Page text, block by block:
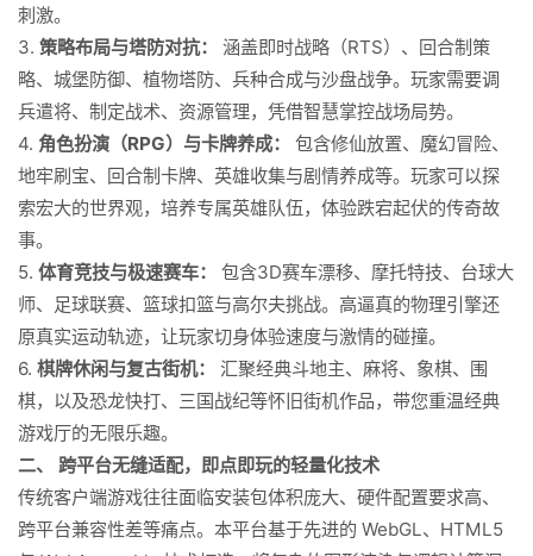
刺激。
3. 策略布局与塔防对抗：
涵盖即时战略（RTS）、回合制策
略、城堡防御、植物塔防、兵种合成与沙盘战争。玩家需要调
兵遣将、制定战术、资源管理，凭借智慧掌控战场局势。
4. 角色扮演（RPG）与卡牌养成：
包含修仙放置、魔幻冒险、
地牢刷宝、回合制卡牌、英雄收集与剧情养成等。玩家可以探
索宏大的世界观，培养专属英雄队伍，体验跌宕起伏的传奇故
事。
5. 体育竞技与极速赛车：
包含3D赛车漂移、摩托特技、台球大
师、足球联赛、篮球扣篮与高尔夫挑战。高逼真的物理引擎还
原真实运动轨迹，让玩家切身体验速度与激情的碰撞。
6. 棋牌休闲与复古街机：
汇聚经典斗地主、麻将、象棋、围
棋，以及恐龙快打、三国战纪等怀旧街机作品，带您重温经典
游戏厅的无限乐趣。
二、 跨平台无缝适配，即点即玩的轻量化技术
传统客户端游戏往往面临安装包体积庞大、硬件配置要求高、
跨平台兼容性差等痛点。本平台基于先进的 WebGL、HTML5